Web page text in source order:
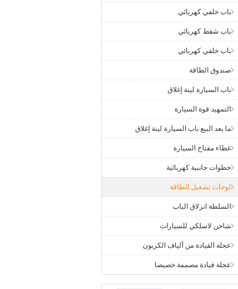
باب خلفي كهربائي
باب شفط كهربائي
باب خلفي كهربائي
صندوق الطاقة
باب السيارة لينة إغلاق
التمهيد قوة السيارة
ما بعد البيع باب السيارة لينة إغلاق
غطاء مفتاح السيارة
خطوات جانبية كهربائية
لوحات تشغيل الطاقة
السلطة انزلاق الباب
شاحن لاسلكي للسيارات
عجلة القيادة من ألياف الكربون
عجلة قيادة مصممة خصيصا